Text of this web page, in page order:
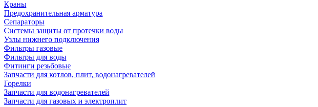
Краны
Предохранительная арматура
Сепараторы
Системы защиты от протечки воды
Узлы нижнего подключения
Фильтры газовые
Фильтры для воды
Фитинги резьбовые
Запчасти для котлов, плит, водонагревателей
Горелки
Запчасти для водонагревателей
Запчасти для газовых и электроплит